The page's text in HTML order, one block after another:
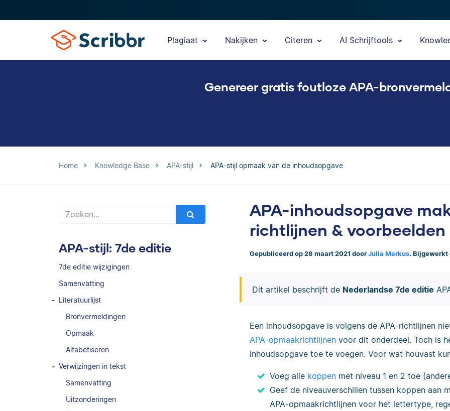
Plagiaat Nakijken Citeren AI Schrijftools
Genereer gratis foutloze APA-
Home Knowledge Base APA-stijl APA-stijl opmaak van de inhoudsopgave
APA-stijl: 7de editie
7de editie wijzigingen
Samenvatting
Literatuurlijst
Bronvermeldingen
Opmaak
Alfabetiseren
Verwijzingen in tekst
Samenvatting
Uitzonderingen
APA-inhoudsopgave
richtlijnen & voorbeelden
Gepubliceerd op 28 maart 2021 door Julia Merkus. Bijgewerkt
Dit artikel beschrijft de Nederlandse 7de editie
Een inhoudsopgave is volgens de APA-richtlijnen
APA-opmaakrichtlijnen voor dit onderdeel. Toch is
inhoudsopgave toe te voegen. Voor wat houvast
Voeg alle koppen met niveau 1 en 2 toe
Geef de niveauverschillen tussen koppen aan
APA-opmaakrichtlijnen voor het lettertype,